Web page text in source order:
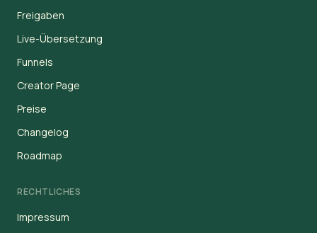
Freigaben
Live-Übersetzung
Funnels
Creator Page
Preise
Changelog
Roadmap
RECHTLICHES
Impressum